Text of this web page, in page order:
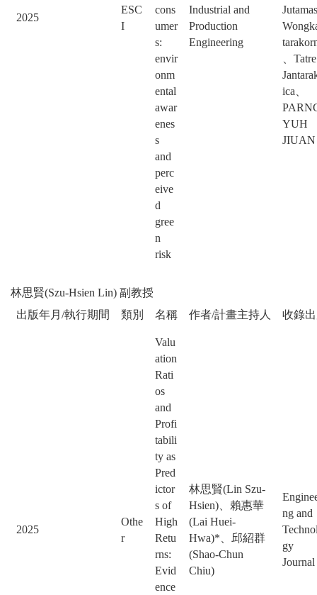
2025
ESC
I
cons
umer
s:
envir
onm
ental
awar
enes
s
and
perc
eive
d
gree
n
risk
Industrial and
Production
Engineering
Jutamas
、Tatre
ica、
YUH
JIUAN
林思賢(Szu-Hsien Lin) 副教授
出版年月/執行期間
類別 名稱 作者/計畫主持人 收錄
2025
Othe
r
Valu
ation
Rati
os
and
Profi
tabili
ty as
Pred
ictor
s of
High
Retu
rns:
Evid
ence
林思賢(Lin Szu-
Hsien)、賴惠華
(Lai Huei-
Hwa)*、邱紹群
(Shao-Chun
Chiu)
ng and
gy
Journal